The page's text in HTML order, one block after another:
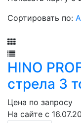
Сортировать по:
HINO
стрела 3
Цена по запросу
На сайте с